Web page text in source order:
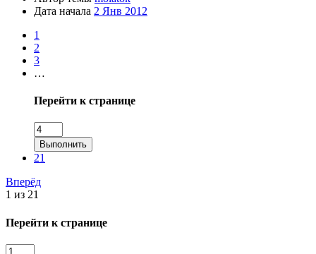
Дата начала 2 Янв 2012
1
2
3
…
Перейти к странице
Выполнить
21
Вперёд
1 из 21
Перейти к странице